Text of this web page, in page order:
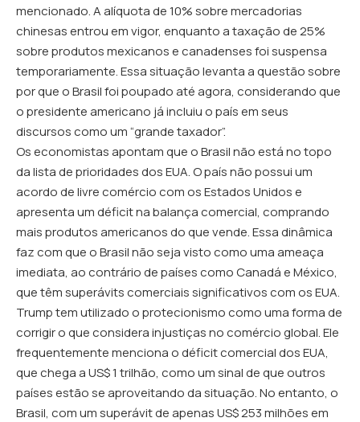
mencionado. A alíquota de 10% sobre mercadorias
chinesas entrou em vigor, enquanto a taxação de 25%
sobre produtos mexicanos e canadenses foi suspensa
temporariamente. Essa situação levanta a questão sobre
por que o Brasil foi poupado até agora, considerando que
o presidente americano já incluiu o país em seus
discursos como um “grande taxador”.
Os economistas apontam que o Brasil não está no topo
da lista de prioridades dos EUA. O país não possui um
acordo de livre comércio com os Estados Unidos e
apresenta um déficit na balança comercial, comprando
mais produtos americanos do que vende. Essa dinâmica
faz com que o Brasil não seja visto como uma ameaça
imediata, ao contrário de países como Canadá e México,
que têm superávits comerciais significativos com os EUA.
Trump tem utilizado o protecionismo como uma forma de
corrigir o que considera injustiças no comércio global. Ele
frequentemente menciona o déficit comercial dos EUA,
que chega a US$ 1 trilhão, como um sinal de que outros
países estão se aproveitando da situação. No entanto, o
Brasil, com um superávit de apenas US$ 253 milhões em